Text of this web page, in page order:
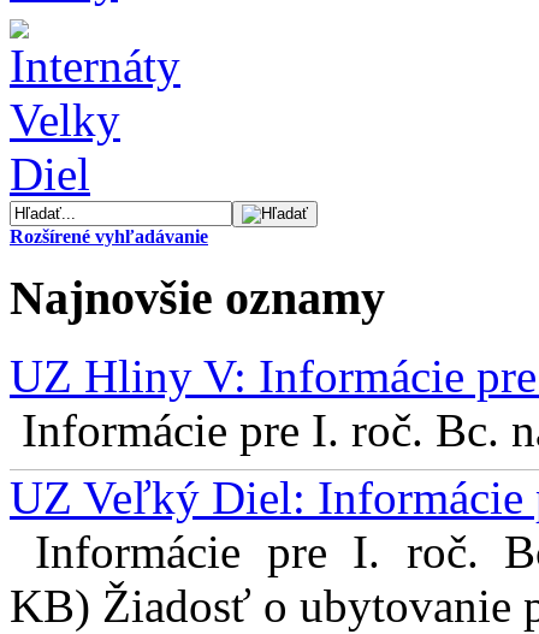
Rozšírené vyhľadávanie
Najnovšie oznamy
UZ Hliny V: Informácie
Informácie pre I. roč. Bc.
UZ Veľký Diel: Informácie
Informácie pre I. roč.
KB) Žiadosť o ubytovanie